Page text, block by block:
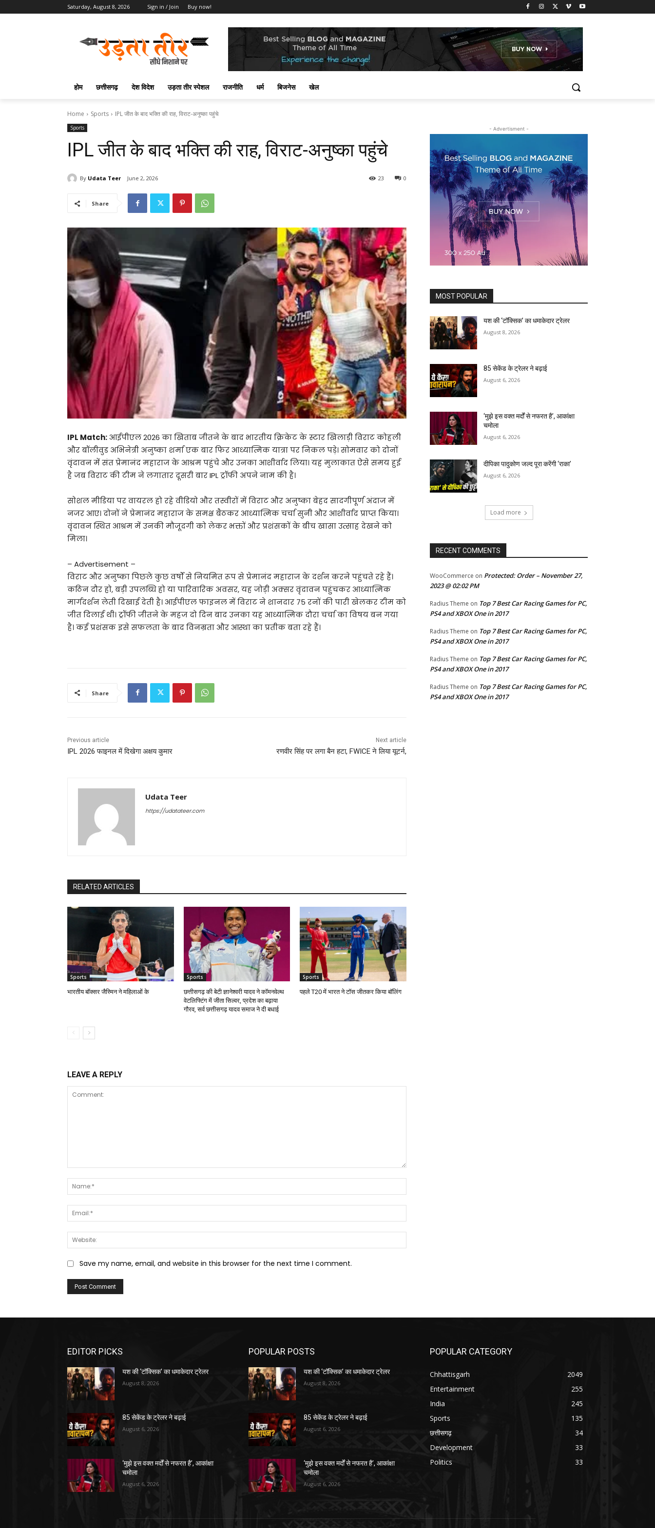
Saturday, August 8, 2026 Sign in / Join Buy now!
होम छत्तीसगढ़ देश विदेश उड़ता तीर स्पेशल राजनीति धर्म बिजनेस खेल
Home Sports IPL जीत के बाद भक्ति की राह, विराट-अनुष्का पहुंचे
Sports
IPL जीत के बाद भक्ति की राह, विराट-अनुष्का पहुंचे
By Udata Teer June 2, 2026 0
23
Share
IPL Match:आईपीएल 2026 का खिताब जीतने के बाद भारतीय क्रिकेट के स्टार खिलाड़ी विराट कोहली
और बॉलीवुड अभिनेत्री अनुष्का शर्मा एक बार फिर आध्यात्मिक यात्रा पर निकल पड़े। सोमवार को दोनों
वृंदावन में संत प्रेमानंद महाराज के आश्रम पहुंचे और उनका आशीर्वाद लिया। यह मुलाकात ऐसे समय हुई
है जब विराट की टीम ने लगातार दूसरी बार IPL ट्रॉफी अपने नाम की है।
सोशल मीडिया पर वायरल हो रहे वीडियो और तस्वीरों में विराट और अनुष्का बेहद सादगीपूर्ण अंदाज में
नजर आए। दोनों ने प्रेमानंद महाराज के समक्ष बैठकर आध्यात्मिक चर्चा सुनी और आशीर्वाद प्राप्त किया।
वृंदावन स्थित आश्रम में उनकी मौजूदगी को लेकर भक्तों और प्रशंसकों के बीच खासा उत्साह देखने को
मिला।
– Advertisement –
विराट और अनुष्का पिछले कुछ वर्षों से नियमित रूप से प्रेमानंद महाराज के दर्शन करने पहुंचते रहे हैं।
कठिन दौर हो, बड़ी उपलब्धि हो या पारिवारिक अवसर, यह जोड़ी अक्सर वृंदावन पहुंचकर आध्यात्मिक
मार्गदर्शन लेती दिखाई देती है। आईपीएल फाइनल में विराट ने शानदार 75 रनों की पारी खेलकर टीम को
जीत दिलाई थी। ट्रॉफी जीतने के महज दो दिन बाद उनका यह आध्यात्मिक दौरा चर्चा का विषय बन गया
है। कई प्रशंसक इसे सफलता के बाद विनम्रता और आस्था का प्रतीक बता रहे हैं।
Share
Previous article
IPL 2026 फाइनल में दिखेगा अक्षय कुमार
Next article
रणवीर सिंह पर लगा बैन हटा, FWICE ने लिया यूटर्न,
Udata Teer
https://udatateer.com
RELATED ARTICLES
Sports
भारतीय बॉक्सर जैस्मिन ने महिलाओं के
Sports
छत्तीसगढ़ की बेटी ज्ञानेश्वरी यादव ने कॉमनवेल्थ
वेटलिफ्टिंग में जीता सिल्वर, प्रदेश का बढ़ाया
गौरव, सर्व छत्तीसगढ़ यादव समाज ने दी बधाई
Sports
पहले T20 में भारत ने टॉस जीतकर किया बॉलिंग
LEAVE A REPLY
Save my name, email, and website in this browser for the next time I comment.
- Advertisment -
MOST POPULAR
यश की ‘टॉक्सिक’ का धमाकेदार ट्रेलर
August 8, 2026
85 सेकेंड के ट्रेलर ने बढ़ाई
August 6, 2026
‘मुझे इस वक्त मर्दों से नफरत है’, आकांक्षा
चमोला
August 6, 2026
दीपिका पादुकोण जल्द पूरा करेंगी ‘राका’
August 6, 2026
Load more
RECENT COMMENTS
WooCommerce on Protected: Order – November 27,
2023 @ 02:02 PM
Radius Theme on Top 7 Best Car Racing Games for PC,
PS4 and XBOX One in 2017
Radius Theme on Top 7 Best Car Racing Games for PC,
PS4 and XBOX One in 2017
Radius Theme on Top 7 Best Car Racing Games for PC,
PS4 and XBOX One in 2017
Radius Theme on Top 7 Best Car Racing Games for PC,
PS4 and XBOX One in 2017
EDITOR PICKS
यश की ‘टॉक्सिक’ का धमाकेदार ट्रेलर
August 8, 2026
85 सेकेंड के ट्रेलर ने बढ़ाई
August 6, 2026
‘मुझे इस वक्त मर्दों से नफरत है’, आकांक्षा
चमोला
August 6, 2026
POPULAR POSTS
यश की ‘टॉक्सिक’ का धमाकेदार ट्रेलर
August 8, 2026
85 सेकेंड के ट्रेलर ने बढ़ाई
August 6, 2026
‘मुझे इस वक्त मर्दों से नफरत है’, आकांक्षा
चमोला
August 6, 2026
POPULAR CATEGORY
Chhattisgarh
2049
Entertainment
255
India
245
Sports
135
छत्तीसगढ़
34
Development
33
Politics
33